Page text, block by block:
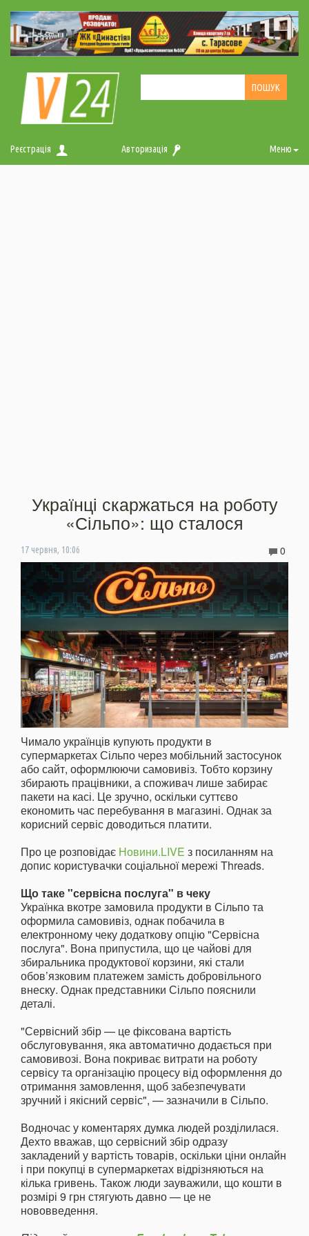
Реєстрація Авторизація Меню
Українці скаржаться на роботу
«Сільпо»: що сталося
17 червня, 10:06 0
Чимало українців купують продукти в
супермаркетах Сільпо через мобільний застосунок
або сайт, оформлюючи самовивіз. Тобто корзину
збирають працівники, а споживач лише забирає
пакети на касі. Це зручно, оскільки суттєво
економить час перебування в магазині. Однак за
корисний сервіс доводиться платити.
Про це розповідає Новини.LIVE з посиланням на
допис користувачки соціальної мережі Threads.
Що таке "сервісна послуга" в чеку
Українка вкотре замовила продукти в Сільпо та
оформила самовивіз, однак побачила в
електронному чеку додаткову опцію "Сервісна
послуга". Вона припустила, що це чайові для
збиральника продуктової корзини, які стали
обов’язковим платежем замість добровільного
внеску. Однак представники Сільпо пояснили
деталі.
"Сервісний збір — це фіксована вартість
обслуговування, яка автоматично додається при
самовивозі. Вона покриває витрати на роботу
сервісу та організацію процесу від оформлення до
отримання замовлення, щоб забезпечувати
зручний і якісний сервіс", — зазначили в Сільпо.
Водночас у коментарях думка людей розділилася.
Дехто вважав, що сервісний збір одразу
закладений у вартість товарів, оскільки ціни онлайн
і при покупці в супермаркетах відрізняються на
кілька гривень. Також люди зауважили, що кошти в
розмірі 9 грн стягують давно — це не
нововведення.